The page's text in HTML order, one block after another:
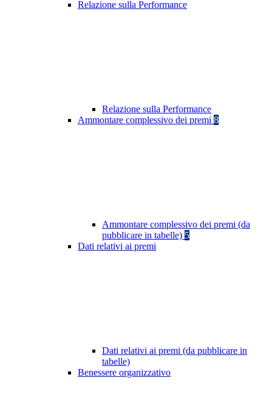
Relazione sulla Performance
Relazione sulla Performance
Ammontare complessivo dei premi 8
Ammontare complessivo dei premi (da
pubblicare in tabelle) 5
Dati relativi ai premi
Dati relativi ai premi (da pubblicare in
tabelle)
Benessere organizzativo